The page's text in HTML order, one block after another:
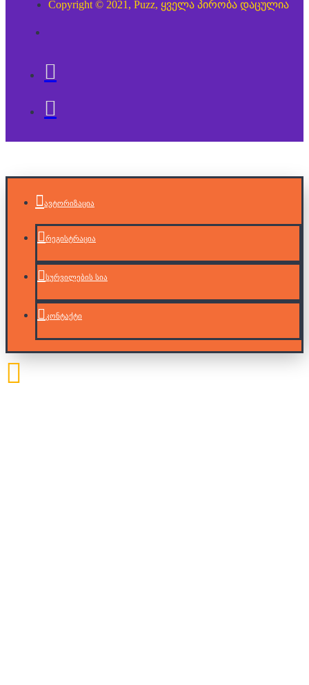
Copyright © 2021, Puzz, ყველა პირობა დაცულია
ავტორიზაცია
რეგისტრაცია
სურვილების სია
კონტაქტი